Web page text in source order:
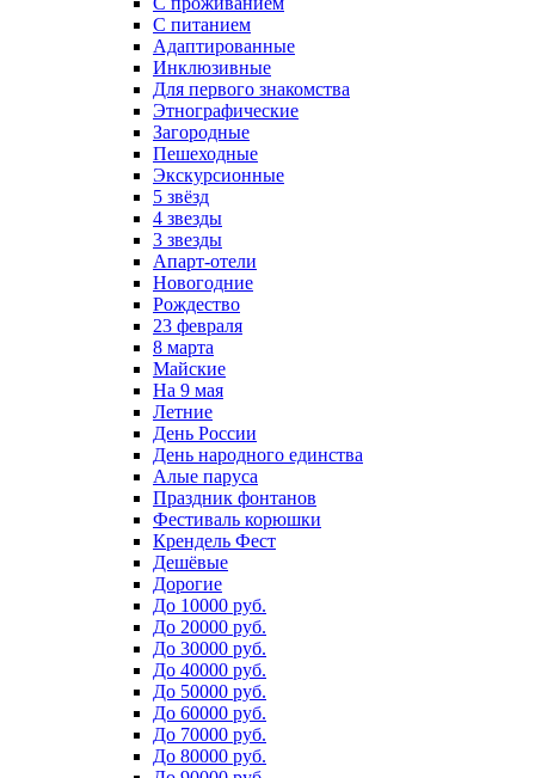
С питанием
Адаптированные
Инклюзивные
Для первого знакомства
Этнографические
Загородные
Пешеходные
Экскурсионные
5 звёзд
4 звезды
3 звезды
Апарт-отели
Новогодние
Рождество
23 февраля
8 марта
Майские
На 9 мая
Летние
День России
День народного единства
Алые паруса
Праздник фонтанов
Фестиваль корюшки
Крендель Фест
Дешёвые
Дорогие
До 10000 руб.
До 20000 руб.
До 30000 руб.
До 40000 руб.
До 50000 руб.
До 60000 руб.
До 70000 руб.
До 80000 руб.